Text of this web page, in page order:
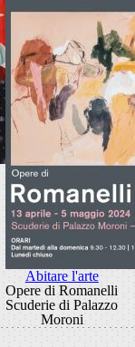
Abitare l'arte
Opere di Romanelli
Scuderie di Palazzo
Moroni